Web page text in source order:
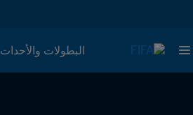
البطولات والأحدات